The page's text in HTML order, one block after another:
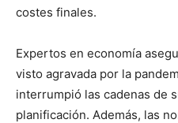
costes finales.
Expertos en economía
visto agravada por la
interrumpió las cadenas de
planificación. Además, las